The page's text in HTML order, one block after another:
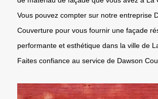
Vous pouvez compter sur notre entreprise
Couverture pour vous fournir une façade
performante et esthétique dans la ville de
Faites confiance au service de Dawson